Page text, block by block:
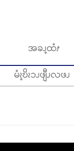
အခၪ့ထံၭ
မံၩ့ဎိၩၥၪဖျီၪလဖၪ